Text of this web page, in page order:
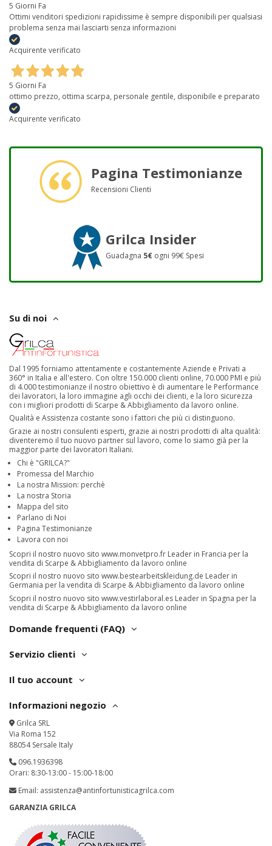
5 Giorni Fa
Ottimi venditori spedizioni rapidissime è sempre disponibili per qualsiasi
problema senza mai lasciarti senza informazioni
Acquirente verificato
5 Giorni Fa
ottimo prezzo, ottima scarpa, personale gentile, disponibile e preparato
Acquirente verificato
Pagina Testimonianze
Recensioni Clienti
Grilca Insider
Guadagna 5€ ogni 99€ Spesi
Su di noi
Dal 1995 forniamo attentamente e costantemente Aziende e Privati a
360° in Italia e all'estero. Con oltre 150.000 clienti online, 70.000 PMI e più
di 4.000 testimonianze il nostro obiettivo è di aumentare le Performance
dei lavoratori, la loro immagine agli occhi dei clienti, e la loro sicurezza
con i migliori prodotti di Scarpe & Abbigliamento da lavoro online.
Qualità e Assistenza costante sono i fattori che più ci distinguono.
Grazie ai nostri consulenti esperti, grazie ai nostri prodotti di alta qualità:
diventeremo il tuo nuovo partner sul lavoro, come lo siamo già per la
maggior parte dei lavoratori Italiani.
Chi è "GRILCA?"
Promessa del Marchio
La nostra Mission: perchè
La nostra Storia
Mappa del sito
Parlano di Noi
Pagina Testimonianze
Lavora con noi
Scopri il nostro nuovo sito www.monvetpro.fr Leader in Francia per la
vendita di Scarpe & Abbigliamento da lavoro online
Scopri il nostro nuovo sito www.bestearbeitskleidung.de Leader in
Germania per la vendita di Scarpe & Abbigliamento da lavoro online
Scopri il nostro nuovo sito www.vestirlaboral.es Leader in Spagna per la
vendita di Scarpe & Abbigliamento da lavoro online
Domande frequenti (FAQ)
Servizio clienti
Il tuo account
Informazioni negozio
Grilca SRL
Via Roma 152
88054 Sersale Italy
096.1936398
Orari: 8:30-13:00 - 15:00-18:00
Email: assistenza@antinfortunisticagrilca.com
GARANZIA GRILCA